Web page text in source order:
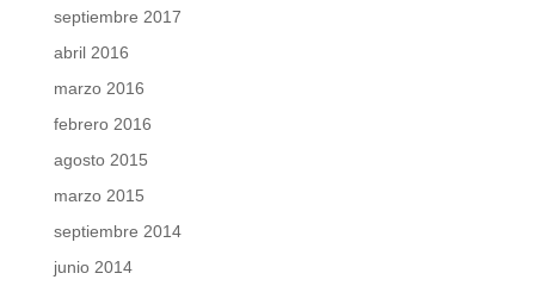
septiembre 2017
abril 2016
marzo 2016
febrero 2016
agosto 2015
marzo 2015
septiembre 2014
junio 2014